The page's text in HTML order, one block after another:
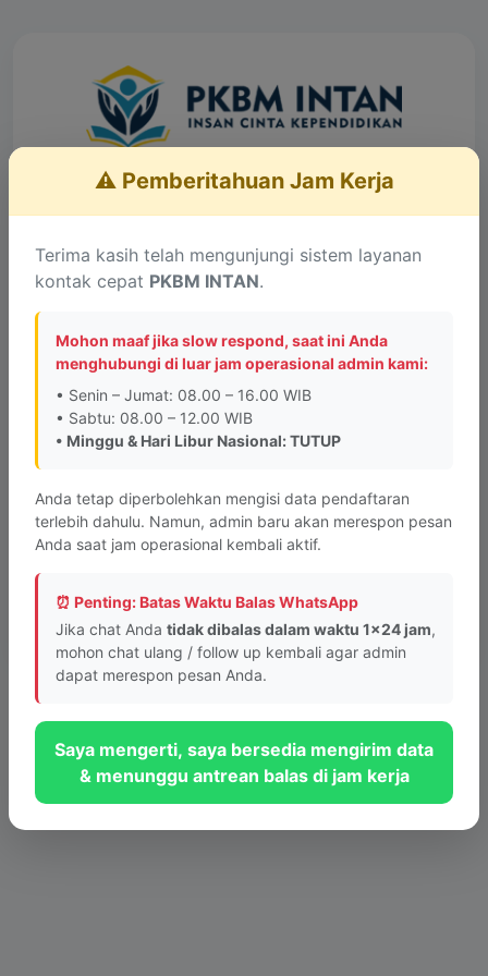
Layanan Konsultasi
kantor cabang di kota lain. Alamat kantor PKBM
INTAN hanya berada di
Jalan Pesona Raya, Perum
Graha Pesona Blok A No. 6, Bandung
Saya menghubungi sebagai: *
© 2026 PKBM INTAN Bandung - Sistem Layanan Informasi Cepat
⚠️ Pemberitahuan Jam Kerja
Terima kasih telah mengunjungi sistem layanan
kontak cepat PKBM INTAN.
Mohon maaf jika slow respond, saat ini Anda
menghubungi di luar jam operasional admin kami:
• Senin – Jumat: 08.00 – 16.00 WIB
• Sabtu: 08.00 – 12.00 WIB
• Minggu & Hari Libur Nasional: TUTUP
Anda tetap diperbolehkan mengisi data pendaftaran
terlebih dahulu. Namun, admin baru akan merespon pesan
Anda saat jam operasional kembali aktif.
⏰ Penting: Batas Waktu Balas WhatsApp
Jika chat Anda tidak dibalas dalam waktu 1x24 jam,
mohon chat ulang / follow up kembali agar admin
dapat merespon pesan Anda.
Saya mengerti, saya bersedia mengirim data
& menunggu antrean balas di jam kerja